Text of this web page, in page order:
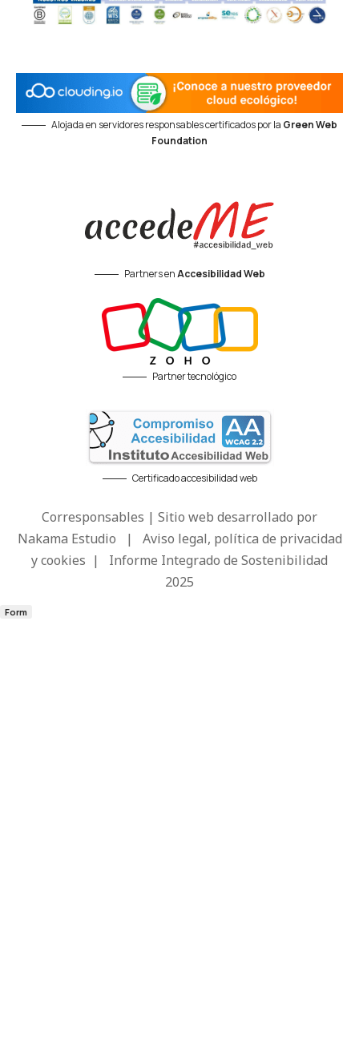
Alojada en servidores responsables certificados por la Green Web
Foundation
Partners enAccesibilidad Web
Partner tecnológico
Certificado accesibilidad web
Corresponsables | Sitio web desarrollado por
Nakama Estudio | Aviso legal, política de privacidad
y cookies | Informe Integrado de Sostenibilidad
2025
Form